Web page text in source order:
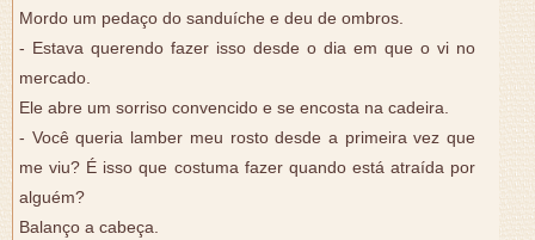
Mordo um pedaço do sanduíche e deu de ombros.
- Estava querendo fazer isso desde o dia em que o vi no
mercado.
Ele abre um sorriso convencido e se encosta na cadeira.
- Você queria lamber meu rosto desde a primeira vez que
me viu? É isso que costuma fazer quando está atraída por
alguém?
Balanço a cabeça.